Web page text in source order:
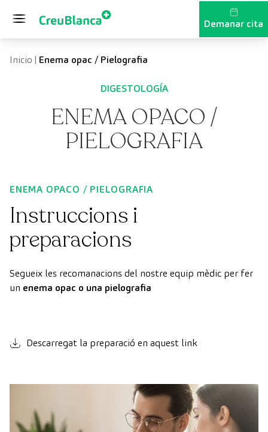
Demanar cita
Inicio | Enema opac / Pielografia
DIGESTOLOGÍA
ENEMA OPACO /
PIELOGRAFIA
ENEMA OPACO / PIELOGRAFIA
Instruccions i
preparacions
Segueix les recomanacions del nostre equip mèdic per fer
un enema opac o una pielografia
Descarregat la preparació en aquest link